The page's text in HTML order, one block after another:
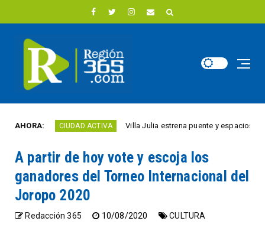
AHORA:
CIUDAD ACTIVA Villa Julia estrena puente y espacios
A partir de hoy vote y escoja los
ganadores del Torneo Internacional del
Joropo 2020
Redacción 365 10/08/2020 CULTURA